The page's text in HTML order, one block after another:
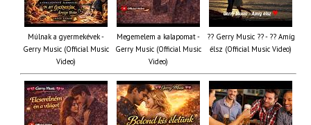
Múlnak a gyermekévek -
Gerry Music (Official Music
Video)
Megemelem a kalapomat -
Gerry Music (Official Music
Video)
?? Gerry Music ?? - ?? Amíg
élsz (Official Music Video)